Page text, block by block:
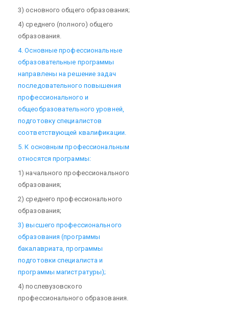
3) основного общего образования;
4) среднего (полного) общего
образования.
4. Основные профессиональные
образовательные программы
направлены на решение задач
последовательного повышения
профессионального и
общеобразовательного уровней,
подготовку специалистов
соответствующей квалификации.
5. К основным профессиональным
относятся программы:
1) начального профессионального
образования;
2) среднего профессионального
образования;
3) высшего профессионального
образования (программы
бакалавриата, программы
подготовки специалиста и
программы магистратуры);
4) послевузовского
профессионального образования.